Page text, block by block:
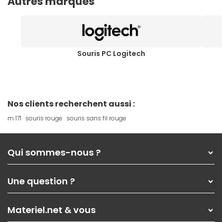
Souris PC Logitech
Nos clients recherchent aussi :
m 171 souris rouge souris sans fil rouge
Qui sommes-nous ?
Nos services
Les magasins Materiel.net
Nos solutions pour les pros
Contactez-nous
Une question ?
Paiement, livraison
Materiel.net & vous